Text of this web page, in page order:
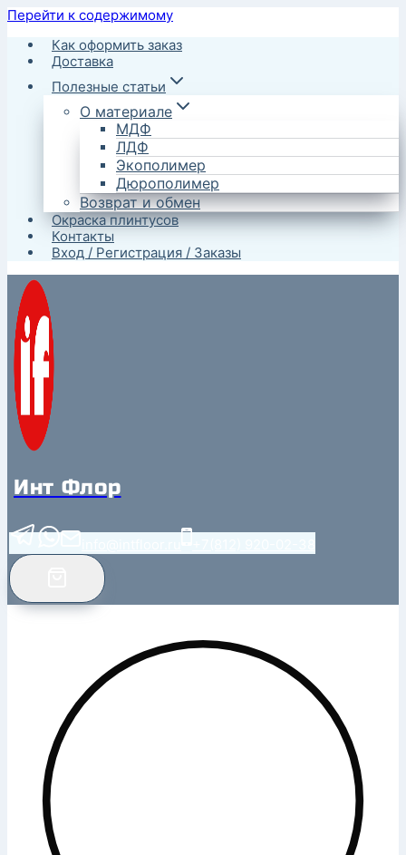
Перейти к содержимому
Как оформить заказ
Доставка
Полезные статьи
О материале
МДФ
ЛДФ
Экополимер
Дюрополимер
Возврат и обмен
Окраска плинтусов
Контакты
Вход / Регистрация / Заказы
Инт Флор